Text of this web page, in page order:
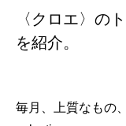
〈クロエ〉の
を紹介。
毎月、上質なもの